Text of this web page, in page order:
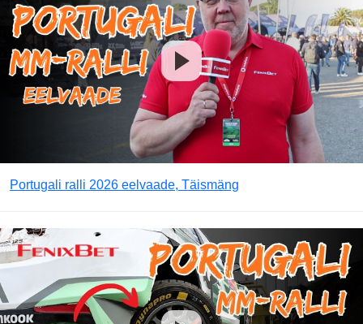
Portugali ralli 2026 eelvaade, Täismäng